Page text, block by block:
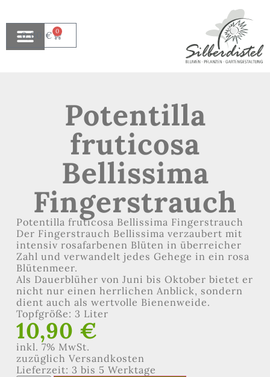
0,00 € 0
Potentilla
fruticosa
Bellissima
Fingerstrauch
Potentilla fruticosa Bellissima Fingerstrauch
Der Fingerstrauch Bellissima verzaubert mit
intensiv rosafarbenen Blüten in überreicher
Zahl und verwandelt jedes Gehege in ein rosa
Blütenmeer.
Als Dauerblüher von Juni bis Oktober bietet er
nicht nur einen herrlichen Anblick, sondern
dient auch als wertvolle Bienenweide.
Topfgröße: 3 Liter
10,90 €
inkl. 7% MwSt.
zuzüglich Versandkosten
Lieferzeit: 3 bis 5 Werktage